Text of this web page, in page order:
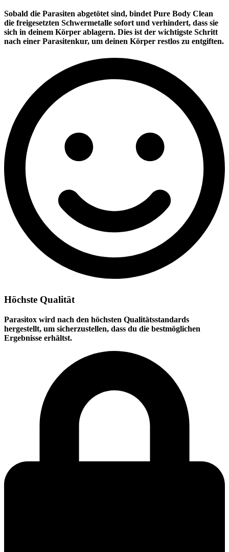
Sobald die Parasiten abgetötet sind, bindet Pure Body Clean
die freigesetzten Schwermetalle sofort und verhindert, dass sie
sich in deinem Körper ablagern. Dies ist der wichtigste Schritt
nach einer Parasitenkur, um deinen Körper restlos zu entgiften.
Höchste Qualität
Parasitox wird nach den höchsten Qualitätsstandards
hergestellt, um sicherzustellen, dass du die bestmöglichen
Ergebnisse erhältst.